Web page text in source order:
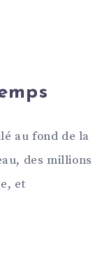
au fond de la
des millions
et